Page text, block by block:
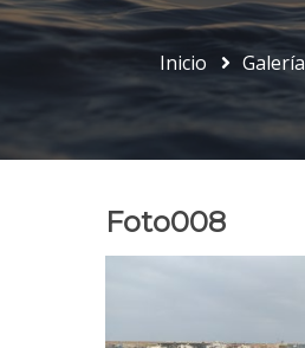
Inicio Galería
Foto008